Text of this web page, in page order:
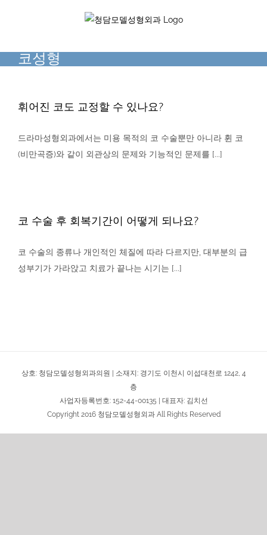
코성형
휘어진 코도 교정할 수 있나요?
드라마성형외과에서는 미용 목적의 코 수술뿐만 아니라 휜 코
(비만곡증)와 같이 외관상의 문제와 기능적인 문제를 [...]
코 수술 후 회복기간이 어떻게 되나요?
코 수술의 종류나 개인적인 체질에 따라 다르지만, 대부분의 급
성부기가 가라앉고 치료가 끝나는 시기는 [...]
상호: 청담모델성형외과의원 | 소재지: 경기도 이천시 이섭대천로 1242, 4
층
사업자등록번호: 152-44-00135 | 대표자: 김치선
Copyright 2016 청담모델성형외과 All Rights Reserved